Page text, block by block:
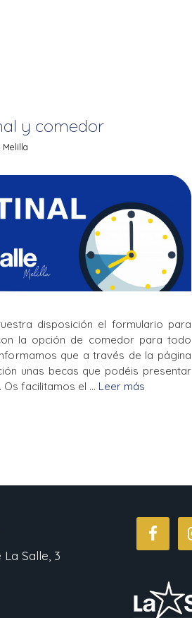
y comedor
disposición el formulario para
la opción de comedor para todo
que a través de la página
unas becas que podéis presentar
Os facilitamos el … Leer más
Salle, 3